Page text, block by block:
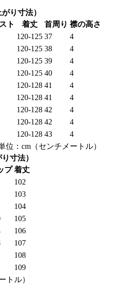
り寸法）
ト 着丈 首周り 襟の高さ
120-125 37
4
120-125 38
4
120-125 39
4
120-125 40
4
120-128 41
4
120-128 41
4
120-128 42
4
120-128 42
4
120-128 43
4
位：cm（センチメートル）
寸法）
プ 着丈
102
103
104
105
106
107
108
109
トル）